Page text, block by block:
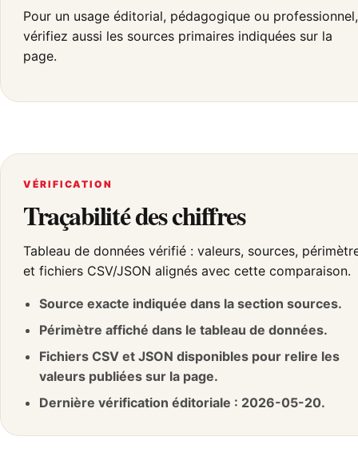
Pour un usage éditorial, pédagogique ou professionnel,
vérifiez aussi les sources primaires indiquées sur la
page.
VÉRIFICATION
Traçabilité des chiffres
Tableau de données vérifié : valeurs, sources,
et fichiers CSV/JSON alignés avec cette comparaison.
Source exacte indiquée dans la section sources.
Périmètre affiché dans le tableau de données.
Fichiers CSV et JSON disponibles pour relire les
valeurs publiées sur la page.
Dernière vérification éditoriale : 2026-05-20.